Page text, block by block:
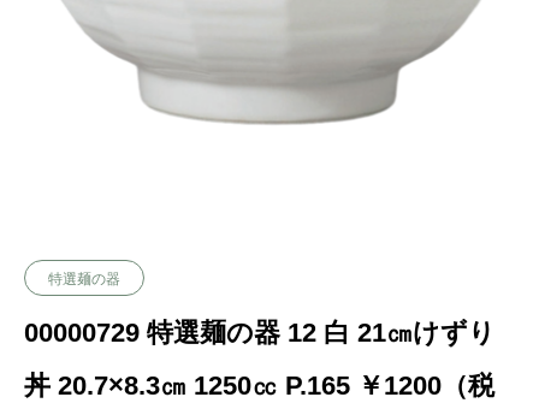
特選麺の器
00000729 特選麺の器 12 白 21㎝けずり
丼 20.7×8.3㎝ 1250㏄ P.165 ￥1200（税